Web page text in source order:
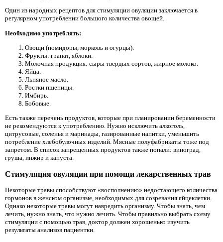
Один из народных рецептов для стимуляции овуляции заключается в
регулярном употреблении большого количества овощей.
Необходимо употреблять:
Овощи (помидоры, морковь и огурцы).
Фрукты: гранат, яблоки.
Молочная продукция: сыры твердых сортов, жирное молоко.
Яйца.
Льняное масло.
Ростки пшеницы.
Имбирь.
Бобовые.
Есть также перечень продуктов, которые при планировании беременности
не рекомендуются к употреблению. Нужно исключить алкоголь,
цитрусовые, соленья и маринады, газированные напитки, уменьшить
потребление хлебобулочных изделий. Мясные полуфабрикаты тоже под
запретом. В список запрещенных продуктов также попали: виноград,
груша, инжир и капуста.
Стимуляция овуляции при помощи лекарственных трав
Некоторые травы способствуют «восполнению» недостающего количества
гормонов в женском организме, необходимых для созревания яйцеклетки.
Однако некоторые травы могут навредить организму. Чтобы знать, чем
лечить, нужно знать, что нужно лечить. Чтобы правильно выбрать схему
стимуляции с помощью трав, доктор должен хорошенько изучить
результаты анализов пациентки.